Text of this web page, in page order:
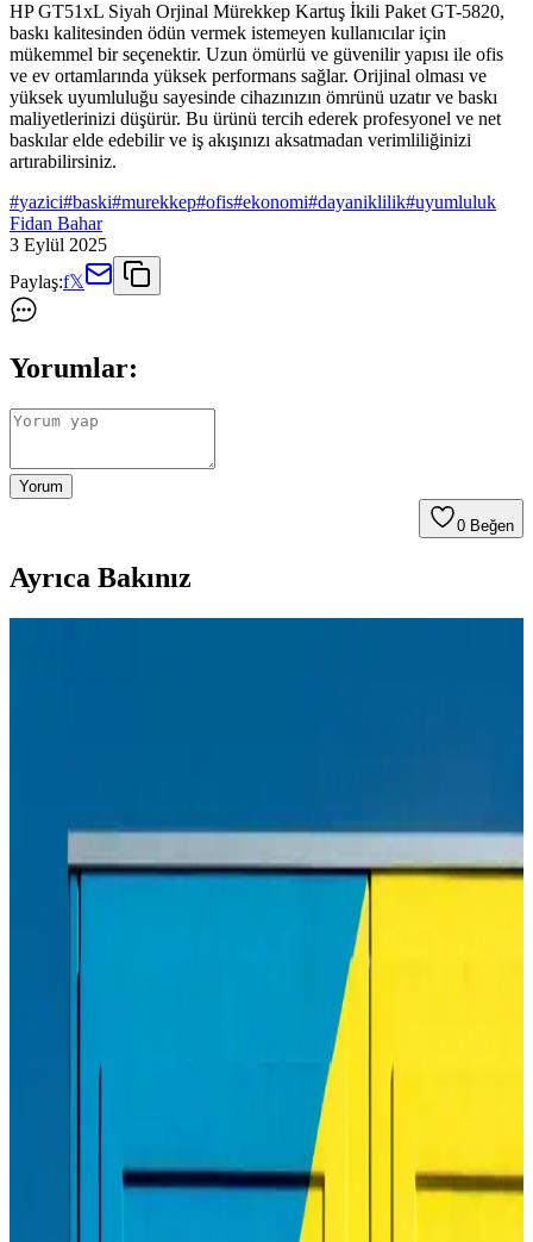
HP GT51xL Siyah Orjinal Mürekkep Kartuş İkili Paket GT-5820,
baskı kalitesinden ödün vermek istemeyen kullanıcılar için
mükemmel bir seçenektir. Uzun ömürlü ve güvenilir yapısı ile ofis
ve ev ortamlarında yüksek performans sağlar. Orijinal olması ve
yüksek uyumluluğu sayesinde cihazınızın ömrünü uzatır ve baskı
maliyetlerinizi düşürür. Bu ürünü tercih ederek profesyonel ve net
baskılar elde edebilir ve iş akışınızı aksatmadan verimliliğinizi
artırabilirsiniz.
#yazici#baski#murekkep#ofis#ekonomi#dayaniklilik#uyumluluk
Fidan Bahar
3 Eylül 2025
Paylaş:f𝕏
Yorumlar:
Yorum
0 Beğen
Ayrıca Bakınız
Çözümleri
HP tonerleri, yüksek kalite, güvenilirlik ve çevre dostu özellikleriyle
ofis ve ev kullanımı için ideal çözümler sunar. Doğru toner seçimi,
Canon 490 Mürekkep: Yüksek Kalite ve
Canon 490 mürekkep, yüksek çözünürlük ve dayanıklılık sağlayan,
uyumlu ve ekonomik bir baskı çözümüdür. Orijinal kullanımıyla
baskı kalitenizi koruyun ve cihaz ömrünüzü uzatın.
Canon PIXMA G3410 Çok Fonksiyonlu ve
Ekonomik Yazıcı Özellikleri ve Avantajları
Canon PIXMA G3410, yüksek çözünürlük, çok fonksiyonlu
özellikler ve kablosuz bağlantı ile ekonomik ve kullanışlı bir yazıcı